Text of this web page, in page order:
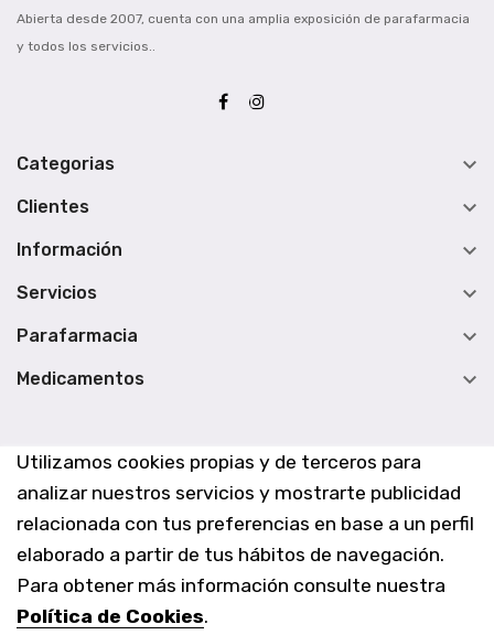
Utilizamos cookies propias y de terceros para
analizar nuestros servicios y mostrarte publicidad
relacionada con tus preferencias en base a un perfil
elaborado a partir de tus hábitos de navegación.
Para obtener más información consulte nuestra
Política de Cookies.
Abierta desde 2007, cuenta con una amplia exposición de parafarmacia
y todos los servicios..
Categorias 
Clientes 
Información 
Servicios 
Parafarmacia 
Medicamentos 